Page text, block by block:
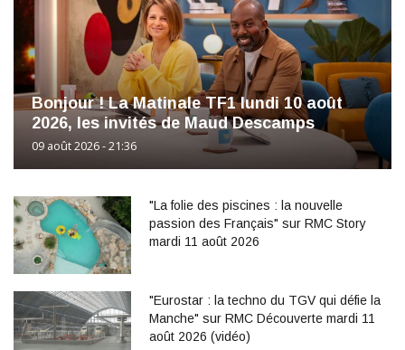
Bonjour ! La Matinale TF1 lundi 10 août
2026, les invités de Maud Descamps
09 août 2026 - 21:36
"La folie des piscines : la nouvelle
passion des Français" sur RMC Story
mardi 11 août 2026
"Eurostar : la techno du TGV qui défie la
Manche" sur RMC Découverte mardi 11
août 2026 (vidéo)